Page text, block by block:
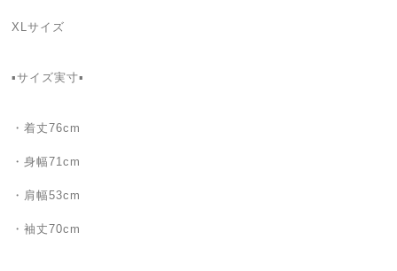
XLサイズ
▪️サイズ実寸▪️
・着丈76cm
・身幅71cm
・肩幅53cm
・袖丈70cm